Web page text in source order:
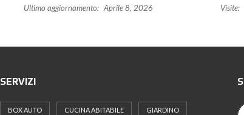
Ultimo aggiornamento: Aprile 8, 2026 Visite:
SERVIZI
BOX AUTO CUCINA ABITABILE GIARDINO